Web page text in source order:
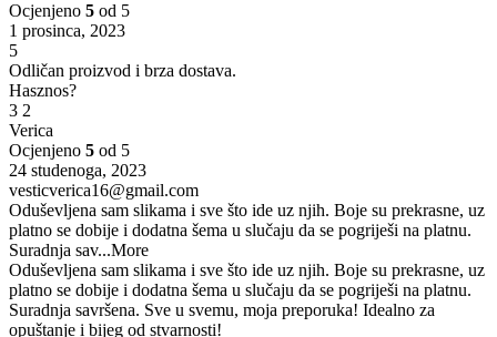
Ocjenjeno 5 od 5
1 prosinca, 2023
5
Odličan proizvod i brza dostava.
Hasznos?
3 2
Verica
Ocjenjeno 5 od 5
24 studenoga, 2023
vesticverica16@gmail.com
Oduševljena sam slikama i sve što ide uz njih. Boje su prekrasne, uz
platno se dobije i dodatna šema u slučaju da se pogriješi na platnu.
Suradnja sav...More
Oduševljena sam slikama i sve što ide uz njih. Boje su prekrasne, uz
platno se dobije i dodatna šema u slučaju da se pogriješi na platnu.
Suradnja savršena. Sve u svemu, moja preporuka! Idealno za
opuštanje i bijeg od stvarnosti!